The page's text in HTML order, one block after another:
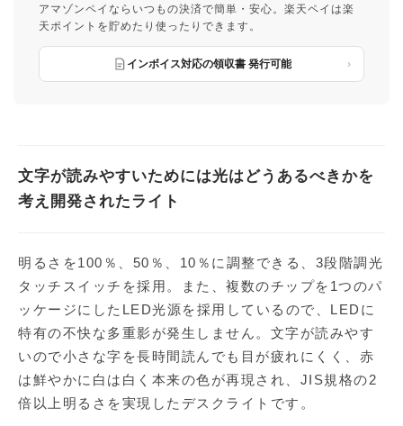
アマゾンペイならいつもの決済で簡単・安心。楽天ペイは楽
天ポイントを貯めたり使ったりできます。
インボイス対応の領収書 発行可能
文字が読みやすいためには光はどうあるべきかを
考え開発されたライト
明るさを100％、50％、10％に調整できる、3段階調光
タッチスイッチを採用。また、複数のチップを1つのパ
ッケージにしたLED光源を採用しているので、LEDに
特有の不快な多重影が発生しません。文字が読みやす
いので小さな字を長時間読んでも目が疲れにくく、赤
は鮮やかに白は白く本来の色が再現され、JIS規格の2
倍以上明るさを実現したデスクライトです。